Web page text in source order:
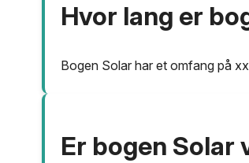
Hvor lang er
Bogen Solar har et omfang på
Er bogen Solar